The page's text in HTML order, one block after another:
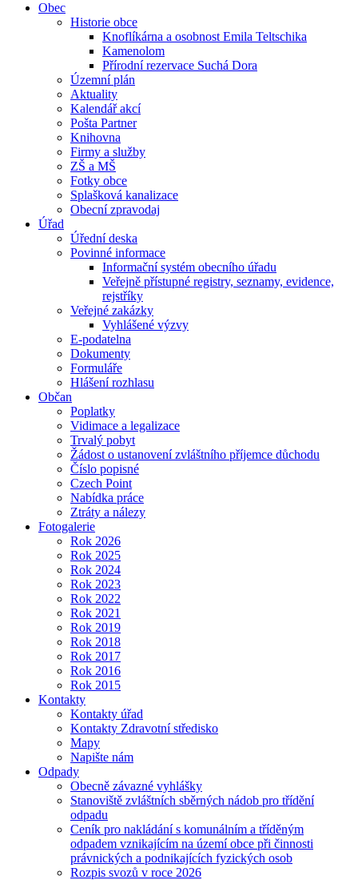
Obec
Historie obce
Knoflíkárna a osobnost Emila Teltschika
Kamenolom
Přírodní rezervace Suchá Dora
Územní plán
Aktuality
Kalendář akcí
Pošta Partner
Knihovna
Firmy a služby
ZŠ a MŠ
Fotky obce
Splašková kanalizace
Obecní zpravodaj
Úřad
Úřední deska
Povinné informace
Informační systém obecního úřadu
Veřejně přístupné registry, seznamy, evidence,
rejstříky
Veřejné zakázky
Vyhlášené výzvy
E-podatelna
Dokumenty
Formuláře
Hlášení rozhlasu
Občan
Poplatky
Vidimace a legalizace
Trvalý pobyt
Žádost o ustanovení zvláštního příjemce důchodu
Číslo popisné
Czech Point
Nabídka práce
Ztráty a nálezy
Fotogalerie
Rok 2026
Rok 2025
Rok 2024
Rok 2023
Rok 2022
Rok 2021
Rok 2019
Rok 2018
Rok 2017
Rok 2016
Rok 2015
Kontakty
Kontakty úřad
Kontakty Zdravotní středisko
Mapy
Napište nám
Odpady
Obecně závazné vyhlášky
Stanoviště zvláštních sběrných nádob pro třídění
odpadu
Ceník pro nakládání s komunálním a tříděným
odpadem vznikajícím na území obce při činnosti
právnických a podnikajících fyzických osob
Rozpis svozů v roce 2026